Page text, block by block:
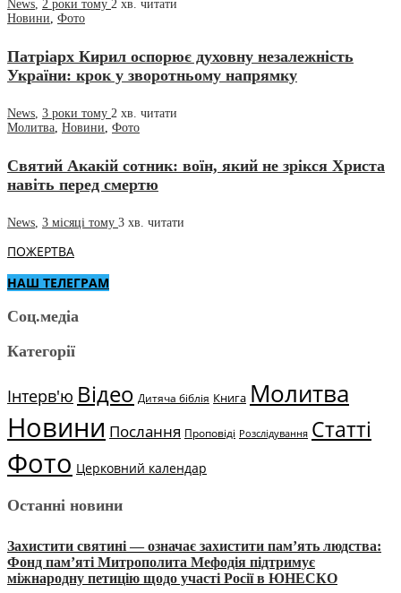
News 2 роки тому 2 хв. читати
Новини Фото
Патріарх Кирил оспорює духовну незалежність
України: крок у зворотньому напрямку
News 3 роки тому 2 хв. читати
Молитва Новини Фото
Святий Акакій сотник: воїн, який не зрікся Христа
навіть перед смертю
News 3 місяці тому 3 хв. читати
ПОЖЕРТВА
НАШ ТЕЛЕГРАМ
Соц.медіа
Категорії
Інтерв'ю Відео Дитяча біблія Книга Молитва
Новини Послання Проповіді Розслідування Статті
Фото Церковний календар
Останні новини
Захистити святині — означає захистити пам’ять людства:
Фонд пам’яті Митрополита Мефодія підтримує
міжнародну петицію щодо участі Росії в ЮНЕСКО